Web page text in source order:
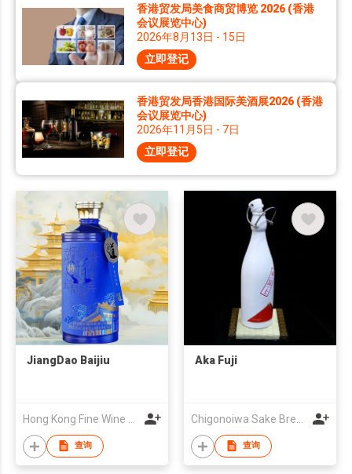
香港贸发局美食商贸博览 2026 (香港
会议展览中心)
2026年8月13日 - 15日
立即登记
香港贸发局香港国际美酒展2026 (香港
会议展览中心)
2026年11月5日 - 7日
立即登记
JiangDao Baijiu
查询
Aka Fuji
查询